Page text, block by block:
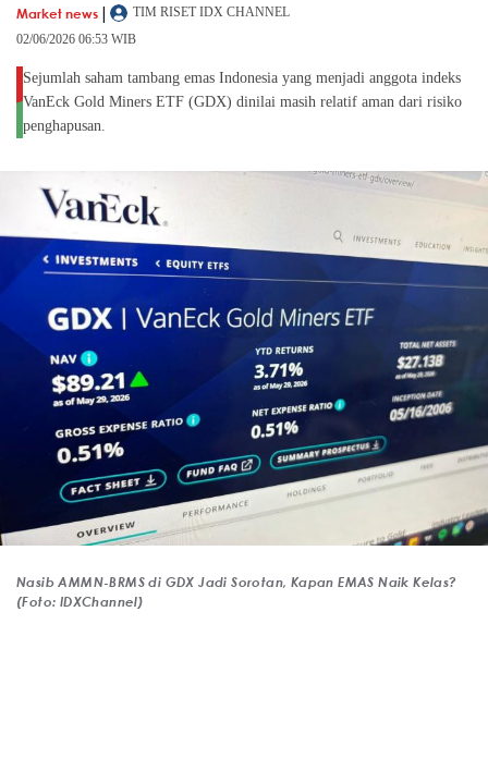
Market news |
TIM RISET IDX CHANNEL
02/06/2026 06:53 WIB
Sejumlah saham tambang emas Indonesia yang menjadi anggota indeks
VanEck Gold Miners ETF (GDX) dinilai masih relatif aman dari risiko
penghapusan.
Nasib AMMN-BRMS di GDX Jadi Sorotan, Kapan EMAS Naik Kelas?
(Foto: IDXChannel)